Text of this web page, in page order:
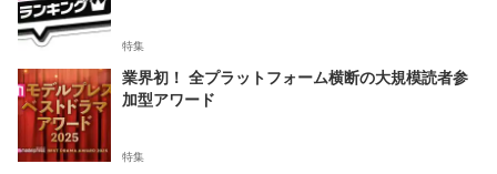
特集
業界初！ 全プラットフォーム横断の大規模読者参
加型アワード
特集